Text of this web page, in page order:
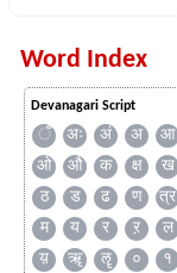
Word Index
Devanagari Script
ँ अः अं अ आ
ओ
औ क क्ष ख
ठ
ड ढ ण त्र
म
य र ऱ ल
य़
ॠ ॡ ० १